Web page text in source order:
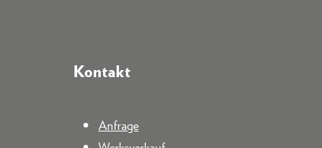
Kontakt
Anfrage